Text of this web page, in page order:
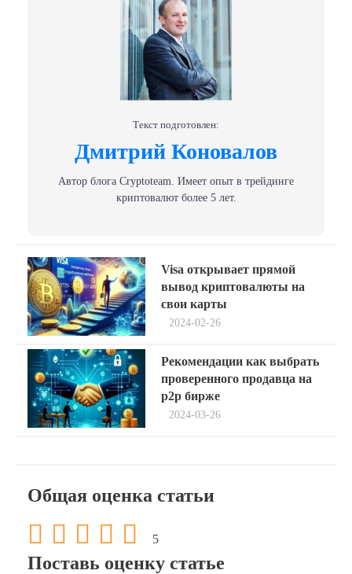
Текст подготовлен:
Дмитрий Коновалов
Автор блога Сryptoteam. Имеет опыт в трейдинге
криптовалют более 5 лет.
Навигация
по
записям
Previous
Visa открывает прямой
вывод криптовалюты на
свои карты
2024-02-26
Рекомендации как выбрать
проверенного продавца на
p2p бирже
2024-03-26
Общая оценка статьи
5
Поставь оценку статье